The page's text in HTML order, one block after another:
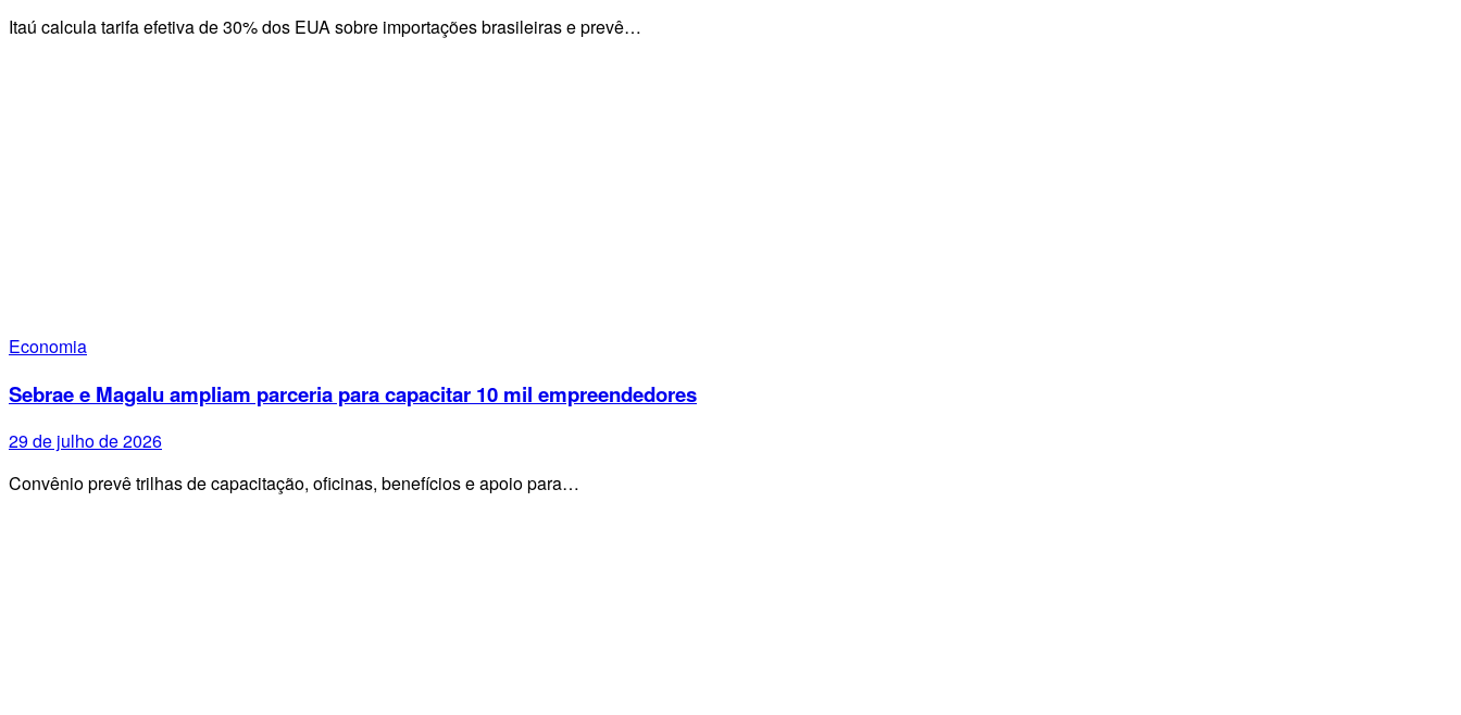
Itaú calcula tarifa efetiva de 30% dos EUA sobre importações brasileiras e prevê…
Economia
Sebrae e Magalu ampliam parceria para capacitar 10 mil empreendedores
29 de julho de 2026
Convênio prevê trilhas de capacitação, oficinas, benefícios e apoio para…